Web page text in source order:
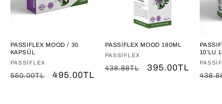
PASSIFLEX MOOD / 30
KAPSÜL
Satıcı:
PASSIFLEX
Normal
550.00TL
İndirimli
495.00TL
PASSİFLEX MOOD 180ML
Satıcı:
PASSIFLEX
Normal
438.88TL
İndirimli
395.00TL
10’LU